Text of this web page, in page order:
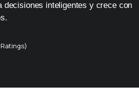
decisiones inteligentes y crece con